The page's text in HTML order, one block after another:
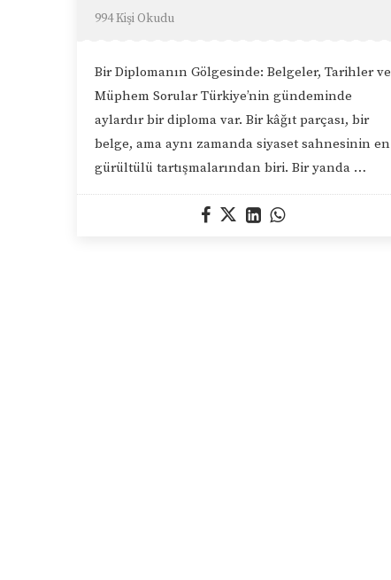
994 Kişi Okudu
Bir Diplomanın Gölgesinde: Belgeler, Tarihler ve
Müphem Sorular Türkiye’nin gündeminde
aylardır bir diploma var. Bir kâğıt parçası, bir
belge, ama aynı zamanda siyaset sahnesinin en
gürültülü tartışmalarından biri. Bir yanda …